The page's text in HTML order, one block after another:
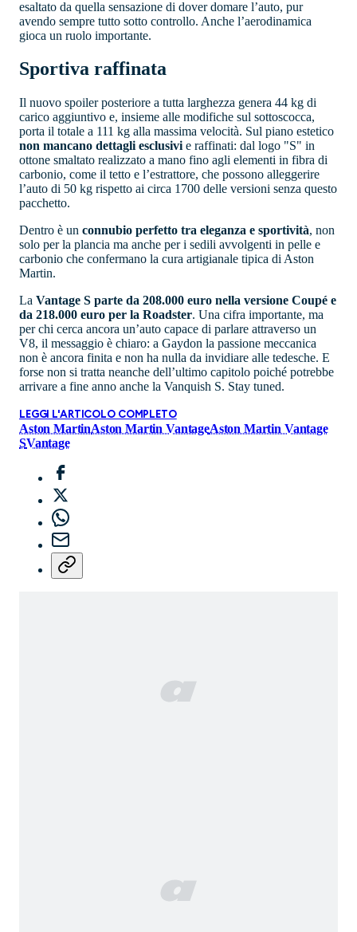
esaltato da quella sensazione di dover domare l’auto, pur
avendo sempre tutto sotto controllo. Anche l’aerodinamica
gioca un ruolo importante.
Sportiva raffinata
Il nuovo spoiler posteriore a tutta larghezza genera 44 kg di
carico aggiuntivo e, insieme alle modifiche sul sottoscocca,
porta il totale a 111 kg alla massima velocità. Sul piano estetico
non mancano dettagli esclusivi e raffinati: dal logo "S" in
ottone smaltato realizzato a mano fino agli elementi in fibra di
carbonio, come il tetto e l’estrattore, che possono alleggerire
l’auto di 50 kg rispetto ai circa 1700 delle versioni senza questo
pacchetto.
Dentro è un connubio perfetto tra eleganza e sportività, non
solo per la plancia ma anche per i sedili avvolgenti in pelle e
carbonio che confermano la cura artigianale tipica di Aston
Martin.
La Vantage S parte da 208.000 euro nella versione Coupé e
da 218.000 euro per la Roadster. Una cifra importante, ma
per chi cerca ancora un’auto capace di parlare attraverso un
V8, il messaggio è chiaro: a Gaydon la passione meccanica
non è ancora finita e non ha nulla da invidiare alle tedesche. E
forse non si tratta neanche dell’ultimo capitolo poiché potrebbe
arrivare a fine anno anche la Vanquish S. Stay tuned.
LEGGI L'ARTICOLO COMPLETO
Aston MartinAston Martin VantageAston Martin Vantage
SVantage